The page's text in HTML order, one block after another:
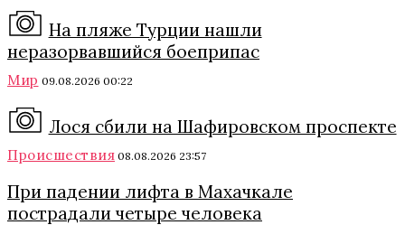
На пляже Турции нашли
неразорвавшийся боеприпас
Мир 09.08.2026 00:22
Лося сбили на Шафировском проспекте
Происшествия 08.08.2026 23:57
При падении лифта в Махачкале
пострадали четыре человека